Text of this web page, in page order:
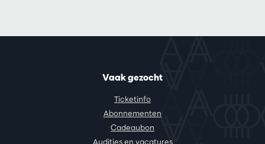
Vaak gezocht
Ticketinfo
Abonnementen
Cadeaubon
Audities en vacatures